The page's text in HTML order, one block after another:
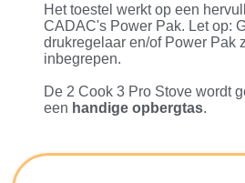
Het toestel werkt op een
CADAC's Power Pak. Let op:
drukregelaar en/of Power Pak
inbegrepen.
De 2 Cook 3 Pro Stove wordt
een handige opbergtas.